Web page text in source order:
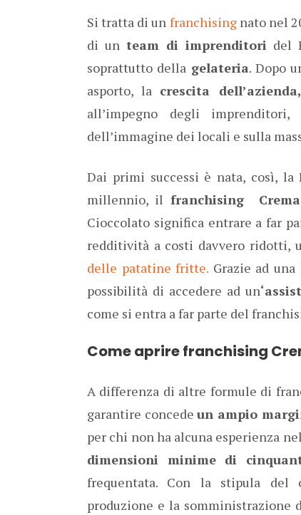
Si tratta di un franchising nato nel
di un team di imprenditori del
soprattutto della gelateria. Dopo
asporto, la crescita dell’azienda,
all’impegno degli
dell’immagine dei locali e sulla
Dai primi successi è nata, così, la
millennio, il franchising
Cioccolato significa entrare a far
redditività a costi davvero ridotti,
delle patatine fritte. Grazie ad
possibilità di accedere ad un
come si entra a far parte del
Come aprire franchising
A differenza di altre formule di
garantire concedeun ampio
per chi non ha alcuna esperienza
dimensioni minime di
frequentata. Con la stipula del
produzione e la somministrazione